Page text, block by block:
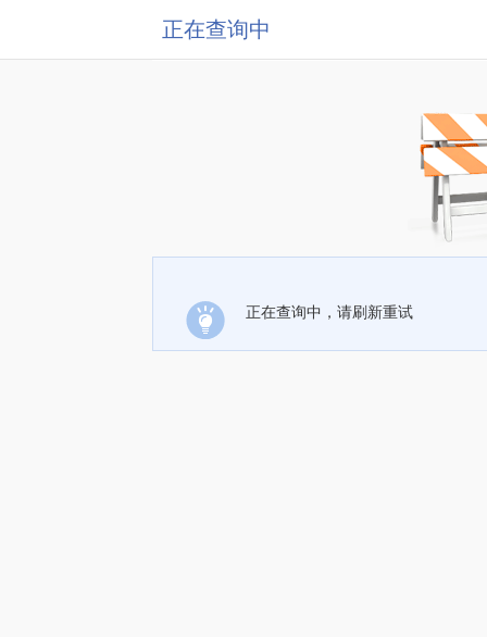
正在查询中
正在查询中，请刷新重试